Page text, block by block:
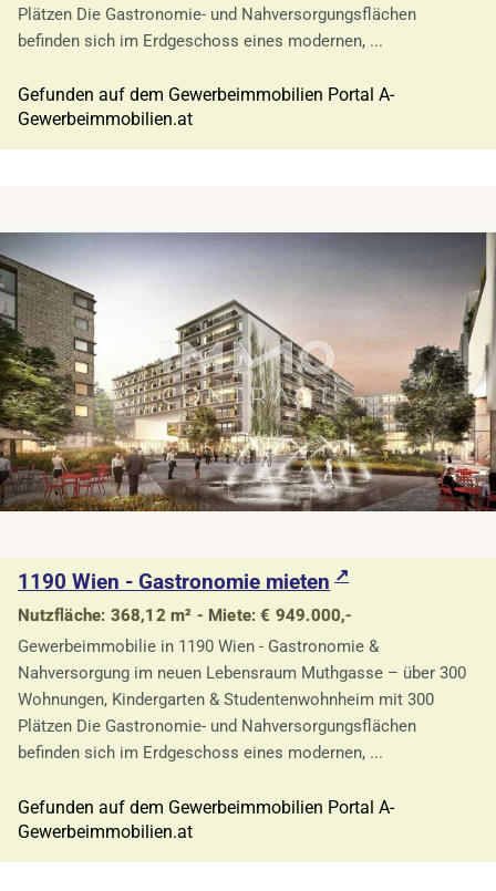
Plätzen Die Gastronomie- und Nahversorgungsflächen
befinden sich im Erdgeschoss eines modernen, ...
Gefunden auf dem Gewerbeimmobilien Portal A-
Gewerbeimmobilien.at
1190 Wien - Gastronomie mieten
Nutzfläche: 368,12 m² - Miete: € 949.000,-
Gewerbeimmobilie in 1190 Wien - Gastronomie &
Nahversorgung im neuen Lebensraum Muthgasse – über 300
Wohnungen, Kindergarten & Studentenwohnheim mit 300
Plätzen Die Gastronomie- und Nahversorgungsflächen
befinden sich im Erdgeschoss eines modernen, ...
Gefunden auf dem Gewerbeimmobilien Portal A-
Gewerbeimmobilien.at